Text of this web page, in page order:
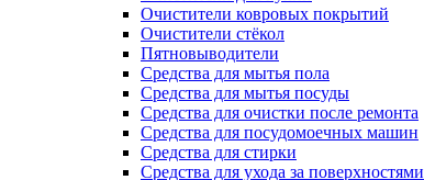
Очистители ковровых покрытий
Очистители стёкол
Пятновыводители
Средства для мытья пола
Средства для мытья посуды
Средства для очистки после ремонта
Средства для посудомоечных машин
Средства для стирки
Средства для ухода за поверхностями